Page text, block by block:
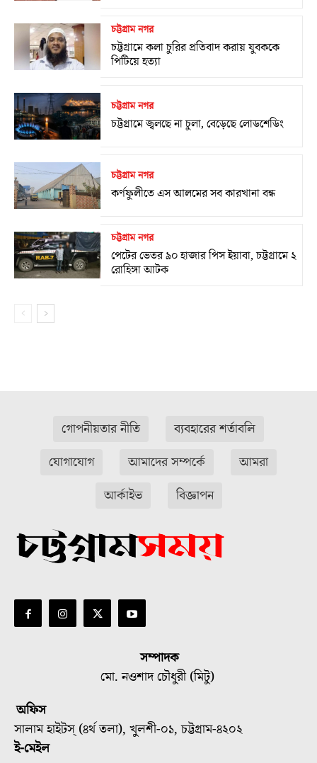
চট্টগ্রাম নগর
চট্টগ্রামে কলা চুরির প্রতিবাদ করায় যুবককে
পিটিয়ে হত্যা
চট্টগ্রাম নগর
চট্টগ্রামে জ্বলছে না চুলা, বেড়েছে লোডশেডিং
চট্টগ্রাম নগর
কর্ণফুলীতে এস আলমের সব কারখানা বন্ধ
চট্টগ্রাম নগর
পেটের ভেতর ৯০ হাজার পিস ইয়াবা, চট্টগ্রামে ২
রোহিঙ্গা আটক
গোপনীয়তার নীতি
ব্যবহারের শর্তাবলি
যোগাযোগ
আমাদের সম্পর্কে
আমরা
আর্কাইভ
বিজ্ঞাপন
সম্পাদক
মো. নওশাদ চৌধুরী (মিটু)
অফিস
সালাম হাইটস্ (৪র্থ তলা), খুলশী-০১, চট্টগ্রাম-৪২০২
ই-মেইল